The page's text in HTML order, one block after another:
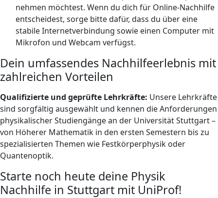
nehmen möchtest. Wenn du dich für Online-Nachhilfe
entscheidest, sorge bitte dafür, dass du über eine
stabile Internetverbindung sowie einen Computer mit
Mikrofon und Webcam verfügst.
Dein umfassendes Nachhilfeerlebnis mit
zahlreichen Vorteilen
Qualifizierte und geprüfte Lehrkräfte: Unsere Lehrkräfte
sind sorgfältig ausgewählt und kennen die Anforderungen
physikalischer Studiengänge an der Universität Stuttgart –
von Höherer Mathematik in den ersten Semestern bis zu
spezialisierten Themen wie Festkörperphysik oder
Quantenoptik.
Starte noch heute deine Physik
Nachhilfe in Stuttgart mit UniProf!